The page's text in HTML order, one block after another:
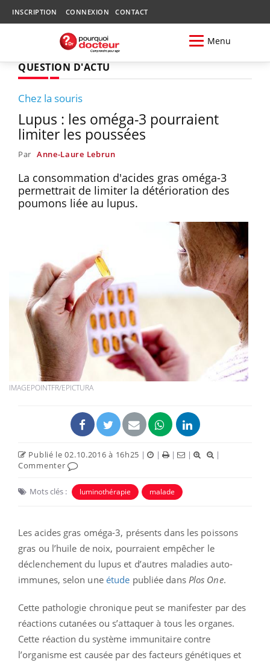
INSCRIPTION CONNEXION CONTACT
Menu
QUESTION D'ACTU
Chez la souris
Lupus : les oméga-3 pourraient
limiter les poussées
Par Anne-Laure Lebrun
La consommation d'acides gras oméga-3
permettrait de limiter la détérioration des
poumons liée au lupus.
IMAGEPOINTFR/EPICTURA
Publié le 02.10.2016 à 16h25 | | | |
|
Commenter
Mots clés : luminothérapie malade
Les acides gras oméga-3, présents dans les poissons
gras ou l’huile de noix, pourraient empêcher le
déclenchement du lupus et d’autres maladies auto-
immunes, selon une étude publiée dans Plos One.
Cette pathologie chronique peut se manifester par des
réactions cutanées ou s’attaquer à tous les organes.
Cette réaction du système immunitaire contre
l’organisme est causée par des facteurs génétiques et